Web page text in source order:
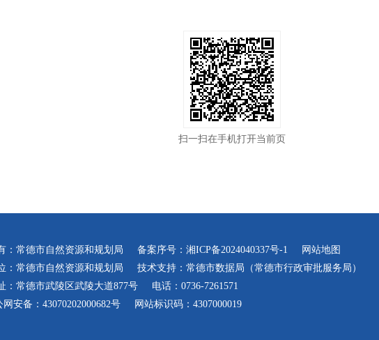
扫一扫在手机打开当前页
：常德市自然资源和规划局 备案序号： 湘ICP备2024040337号-1
网站地图
：常德市自然资源和规划局
技术支持：常德市数据局（常德市行政审批服务局）
：常德市武陵区武陵大道877号
电话：0736-7261571
网安备：43070202000682号
网站标识码：4307000019